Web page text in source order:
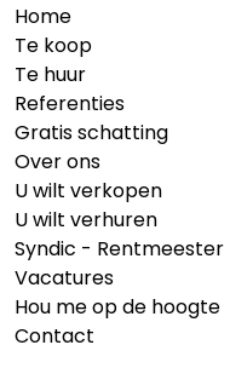
Home
Te koop
Te huur
Referenties
Gratis schatting
Over ons
U wilt verkopen
U wilt verhuren
Syndic - Rentmeester
Vacatures
Hou me op de hoogte
Contact